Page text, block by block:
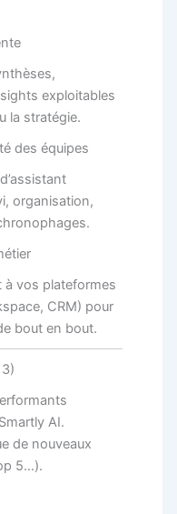
exploitables
la stratégie.
des équipes
organisation,
à vos plateformes
CRM) pour
bout en bout.
AI.
de nouveaux
5…).